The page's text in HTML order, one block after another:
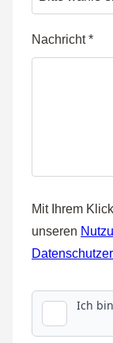
Nachricht*
Mit Ihrem
unseren
aufmerksam
gefunden?
Wie